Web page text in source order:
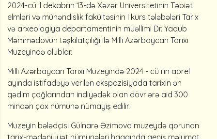
2024-cü il dekabrın 13-də Xəzər Universitetinin Təbiət
elmləri və mühəndislik fakültəsinin I kurs tələbələri Tarix
və arxeologiya departamentinin müəllimi Dr. Yaqub
Məmmədovun təşkilatçılığı ilə Milli Azərbaycan Tarixi
Muzeyində olublar.
Milli Azərbaycan Tarixi Muzeyində 2024 - cü ilin aprel
ayında istifadəyə verilən ekspozisiyada tarixin ən
qədim çağlarından indiyədək olan dövrlərə aid 300
mindən çox nümunə nümayiş edilir.
Muzeyin bələdçisi Gülnarə Əzimova muzeydə qorunan
tarix-mədəniyyət nümunələri haqqında geniş məlumat